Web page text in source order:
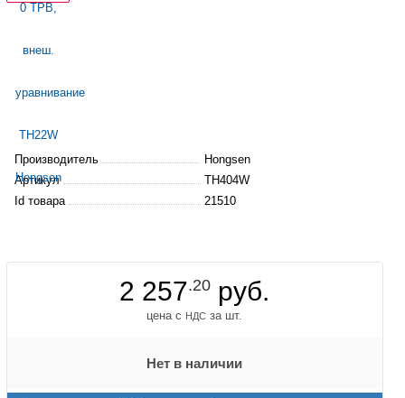
Производитель
Hongsen
Артикул
TH404W
Id товара
21510
2 257.20 руб.
цена с НДС за шт.
Нет в наличии